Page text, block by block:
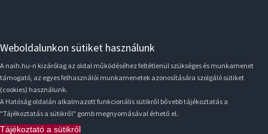
Weboldalunkon sütiket használunk
A naih.hu-n kizárólag az oldal működéséhez feltétlenül szükséges és munkamenet
támogató, az egyes felhasználói munkamenetek azonosítására szolgáló sütiket
(cookies) használunk.
A Hatóság oldalán alkalmazott funkcionális sütikről bővebb tájékoztatás a
"Tájékoztatás a sütikről" gomb megnyomásával érhető el.
Tájékoztató a sütikről